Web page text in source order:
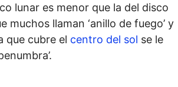
lunar es menor que la del disco
muchos llaman ‘anillo de fuego’ y
que cubre el centro del sol se le